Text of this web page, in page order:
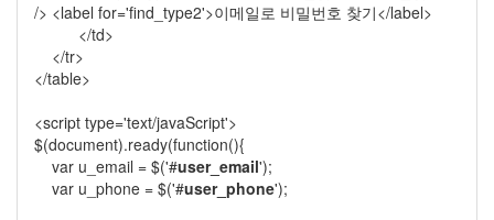
/> <label for='find_type2'>이메일로 비밀번호 찾기</label>
</td>
</tr>
</table>
<script type='text/javaScript'>
$(document).ready(function(){
var u_email = $('#user_email');
var u_phone = $('#user_phone');